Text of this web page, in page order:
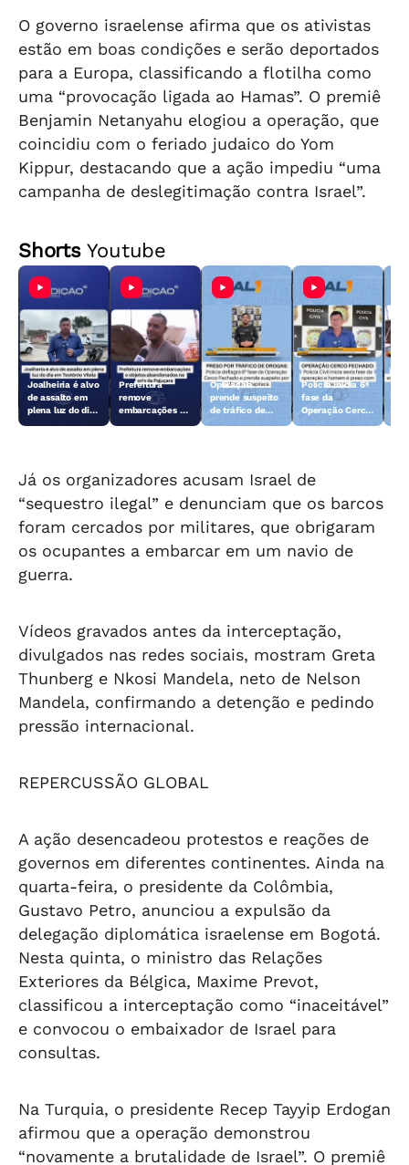
O governo israelense afirma que os ativistas
estão em boas condições e serão deportados
para a Europa, classificando a flotilha como
uma “provocação ligada ao Hamas”. O premiê
Benjamin Netanyahu elogiou a operação, que
coincidiu com o feriado judaico do Yom
Kippur, destacando que a ação impediu “uma
campanha de deslegitimação contra Israel”.
ShortsYoutube
Joalheiria é alvo
de assalto em
plena luz do dia
Prefeitura
remove
embarcações e
Operação
prende suspeito
de tráfico de
Polícia inicia 6ª
fase da
Operação Cerco
Já os organizadores acusam Israel de
“sequestro ilegal” e denunciam que os barcos
foram cercados por militares, que obrigaram
os ocupantes a embarcar em um navio de
guerra.
Vídeos gravados antes da interceptação,
divulgados nas redes sociais, mostram Greta
Thunberg e Nkosi Mandela, neto de Nelson
Mandela, confirmando a detenção e pedindo
pressão internacional.
REPERCUSSÃO GLOBAL
A ação desencadeou protestos e reações de
governos em diferentes continentes. Ainda na
quarta-feira, o presidente da Colômbia,
Gustavo Petro, anunciou a expulsão da
delegação diplomática israelense em Bogotá.
Nesta quinta, o ministro das Relações
Exteriores da Bélgica, Maxime Prevot,
classificou a interceptação como “inaceitável”
e convocou o embaixador de Israel para
consultas.
Na Turquia, o presidente Recep Tayyip Erdogan
afirmou que a operação demonstrou
“novamente a brutalidade de Israel”. O premiê